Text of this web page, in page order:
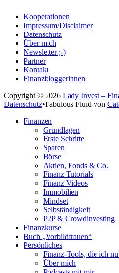
Kooperationen
Impressum/Disclaimer
Datenschutz
Über mich
Newsletter ;-)
Partner
Kontakt
Finanzbloggerinnen
Copyright © 2026 Lady Invest –
Datenschutz•Fabulous Fluid von
oben
Finanzen
Grundlagen
Erste Schritte
Sparen
Börse
Aktien, Fonds & Co.
Finanz Tutorials
Finanz Videos
Immobilien
Mindset
Selbständigkeit
P2P & Crowdinvesting
Finanzkurse
Buch „Vorbildfrauen“
Persönliches
Finanz-Tools, die ich
Über mich